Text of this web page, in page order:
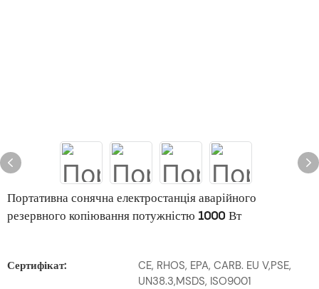
Портативна сонячна електростанція аварійного
резервного копіювання потужністю 1000 Вт
Сертифікат:
CE, RHOS, EPA, CARB. EU V,PSE,
UN38.3,MSDS, ISO9001